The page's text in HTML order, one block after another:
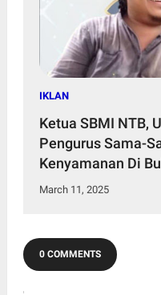
IKLAN
Ketua SBMI NTB,
Pengurus Sama-
Kenyamanan Di Bulan
2025 M.
March 11, 2025
0 COMMENTS